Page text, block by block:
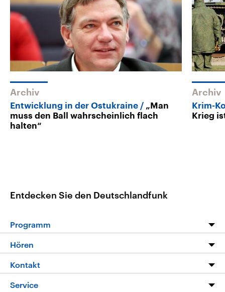
Archiv
Entwicklung in der Ostukraine
„Man
muss den Ball wahrscheinlich flach
halten“
Archiv
Krim-
Krieg
Entdecken Sie den Deutschlandfunk
Programm
Die Nachrichten
Nachrichtenleicht
Hören
Livestream
Kontakt
Service